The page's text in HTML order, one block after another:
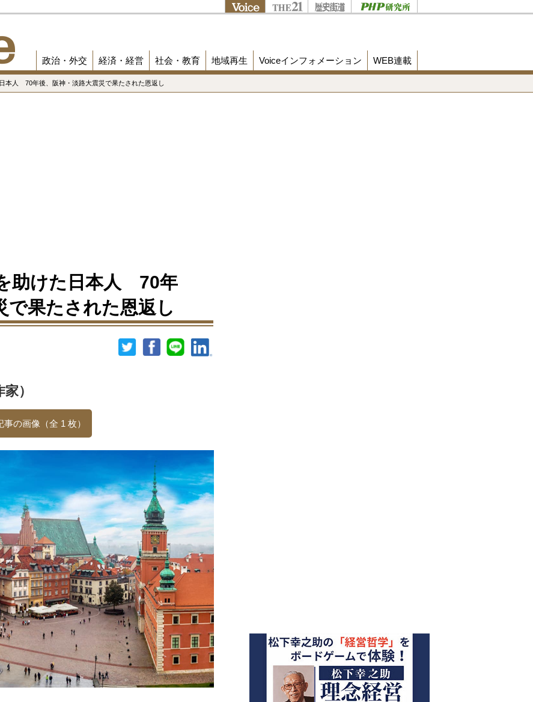
政治・外交 経済・経営 社会・教育 地域再生 Voiceインフォメーション WEB連載
本人 70年後、阪神・淡路大震災で果たされた恩返し
助けた日本人 70年
で果たされた恩返し
）
事の画像（全 1 枚）